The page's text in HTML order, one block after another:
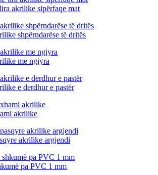
akrilike sipërfaqe mat
shpërndarëse të dritës
me ngjyra
e derdhur e pastër
akrilike
akrilike argjendi
pa PVC 1 mm